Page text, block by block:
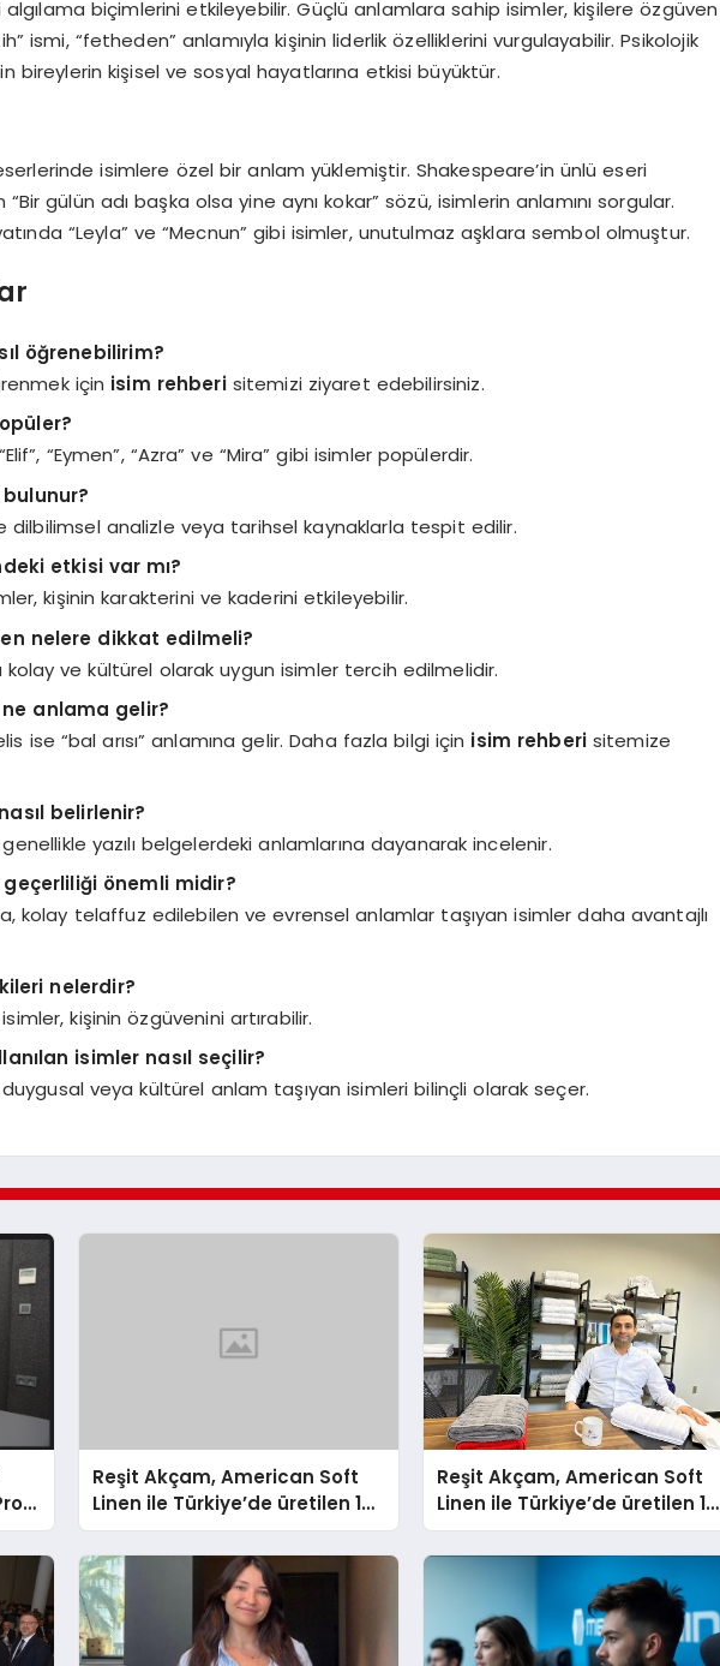
algılama biçimlerini etkileyebilir. Güçlü anlamlara sahip isimler, kişilere özgüven
ismi, “fetheden” anlamıyla kişinin liderlik özelliklerini vurgulayabilir. Psikolojik
bireylerin kişisel ve sosyal hayatlarına etkisi büyüktür.
isimlere özel bir anlam yüklemiştir. Shakespeare’in ünlü eseri
gülün adı başka olsa yine aynı kokar” sözü, isimlerin anlamını sorgular.
“Leyla” ve “Mecnun” gibi isimler, unutulmaz aşklara sembol olmuştur.
öğrenebilirim?
için isim rehberisitemizi ziyaret edebilirsiniz.
“Eymen”, “Azra” ve “Mira” gibi isimler popülerdir.
dilbilimsel analizle veya tarihsel kaynaklarla tespit edilir.
etkisi var mı?
kişinin karakterini ve kaderini etkileyebilir.
nelere dikkat edilmeli?
kolay ve kültürel olarak uygun isimler tercih edilmelidir.
anlama gelir?
ise “bal arısı” anlamına gelir. Daha fazla bilgi için isim rehberisitemize
belirlenir?
yazılı belgelerdeki anlamlarına dayanarak incelenir.
önemli midir?
kolay telaffuz edilebilen ve evrensel anlamlar taşıyan isimler daha avantajlı
nelerdir?
kişinin özgüvenini artırabilir.
isimler nasıl seçilir?
veya kültürel anlam taşıyan isimleri bilinçli olarak seçer.
Reşit Akçam, American Soft
Linen ile Türkiye’de üretilen 10
milyon havluyu her yıl
Amerikalı tüketicilerle
buluşturuyor
Reşit Akçam, American Soft
Linen ile Türkiye’de üretilen 10
milyon havluyu her yıl
Amerikalı tüketicilerle